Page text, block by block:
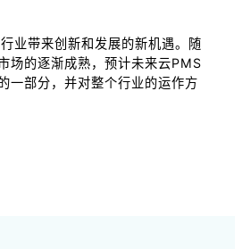
业带来创新和发展的新机遇。随
场的逐渐成熟，预计未来云PMS
一部分，并对整个行业的运作方